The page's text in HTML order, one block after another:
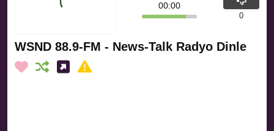
WSND 88.9-FM - News-Talk Radyo Dinle
00:00
0